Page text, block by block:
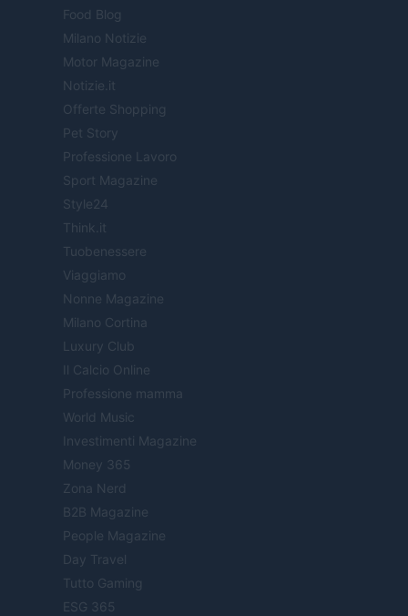
Food Blog
Milano Notizie
Motor Magazine
Notizie.it
Offerte Shopping
Pet Story
Professione Lavoro
Sport Magazine
Style24
Think.it
Tuobenessere
Viaggiamo
Nonne Magazine
Milano Cortina
Luxury Club
Il Calcio Online
Professione mamma
World Music
Investimenti Magazine
Money 365
Zona Nerd
B2B Magazine
People Magazine
Day Travel
Tutto Gaming
ESG 365